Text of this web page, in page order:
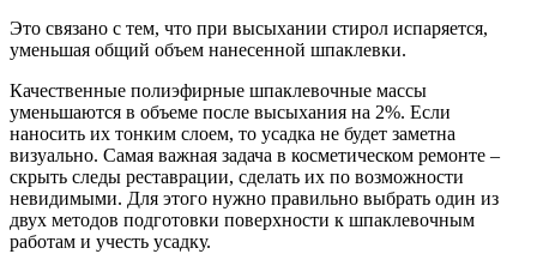
Это связано с тем, что при высыхании стирол испаряется,
уменьшая общий объем нанесенной шпаклевки.
Качественные полиэфирные шпаклевочные массы
уменьшаются в объеме после высыхания на 2%. Если
наносить их тонким слоем, то усадка не будет заметна
визуально. Самая важная задача в косметическом ремонте –
скрыть следы реставрации, сделать их по возможности
невидимыми. Для этого нужно правильно выбрать один из
двух методов подготовки поверхности к шпаклевочным
работам и учесть усадку.